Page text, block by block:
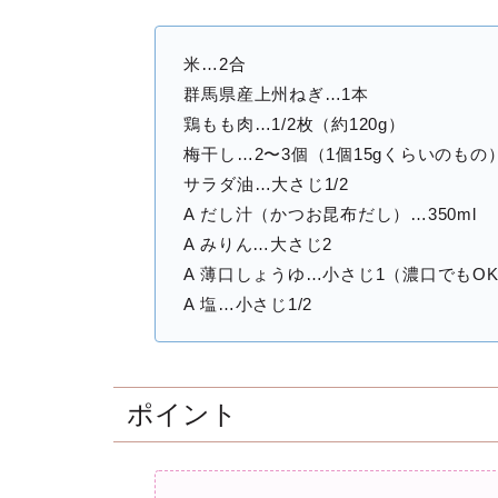
米…2合
群馬県産上州ねぎ…1本
鶏もも肉…1/2枚（約120g）
梅干し…2〜3個（1個15gくらいのもの
サラダ油…大さじ1/2
A だし汁（かつお昆布だし）…350ml
A みりん…大さじ2
A 薄口しょうゆ…小さじ1（濃口でも
A 塩…小さじ1/2
ポイント